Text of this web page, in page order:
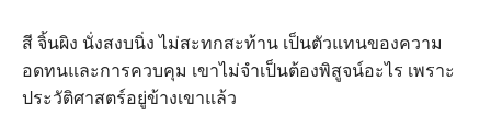
สี จิ้นผิง นั่งสงบนิ่ง ไม่สะทกสะท้าน เป็นตัวแทนของความ
อดทนและการควบคุม เขาไม่จำเป็นต้องพิสูจน์อะไร เพราะ
ประวัติศาสตร์อยู่ข้างเขาแล้ว